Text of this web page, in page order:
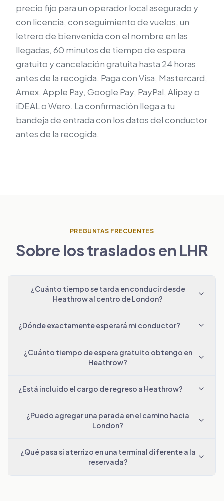
precio fijo para un operador local asegurado y
con licencia, con seguimiento de vuelos, un
letrero de bienvenida con el nombre en las
llegadas, 60 minutos de tiempo de espera
gratuito y cancelación gratuita hasta 24 horas
antes de la recogida. Paga con Visa, Mastercard,
Amex, Apple Pay, Google Pay, PayPal, Alipay o
iDEAL o Wero. La confirmación llega a tu
bandeja de entrada con los datos del conductor
antes de la recogida.
PREGUNTAS FRECUENTES
Sobre los traslados en LHR
¿Cuánto tiempo se tarda en conducir desde
Heathrow al centro de London?
¿Dónde exactamente esperará mi conductor?
¿Cuánto tiempo de espera gratuito obtengo en
Heathrow?
¿Está incluido el cargo de regreso a Heathrow?
¿Puedo agregar una parada en el camino hacia
London?
¿Qué pasa si aterrizo en una terminal diferente a la
reservada?